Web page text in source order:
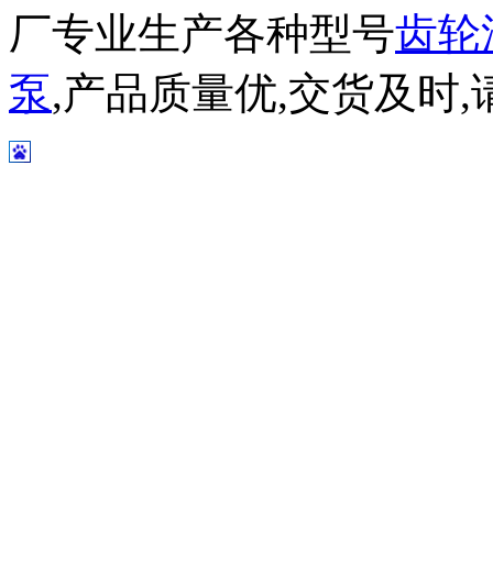
厂专业生产各种型号齿轮
泵,产品质量优,交货及时,